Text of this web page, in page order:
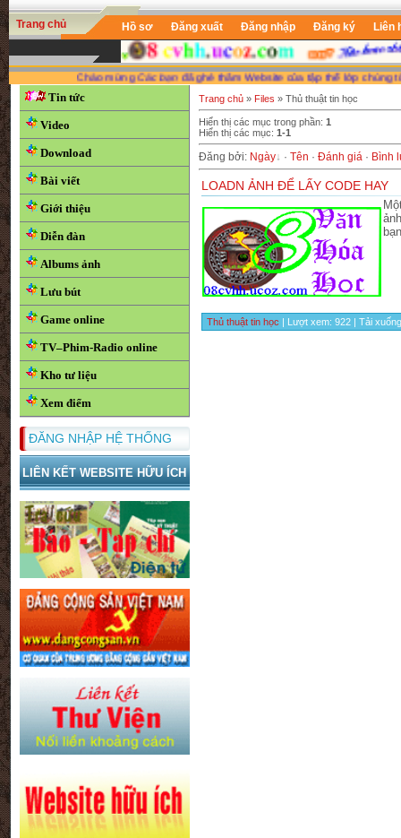
Trang chủ Hồ sơ Đăng xuất Đăng nhập Đăng ký Liên
Chào mừngCác bạnđã ghé thăm Website của tập thể lớp chúng tôi
Tin tức
Video
Download
Bài viết
Giới thiệu
Diễn đàn
Albums ảnh
Lưu bút
Game online
TV–Phim-Radio online
Kho tư liệu
Xem điểm
ĐĂNG NHẬP HỆ THỐNG
LIÊN KẾT WEBSITE HỮU ÍCH
Trang chủ» Files » Thủ thuật tin học
Hiển thị các mục trong phần: 1
Hiển thị các mục: 1-1
Đăng bởi: Ngày · Tên · Đánh giá· Bình
LOADN ẢNH ĐỂ LẤY CODE HAY
bạn
Thủ thuật tin học | Lượt xem: 922 | Tải